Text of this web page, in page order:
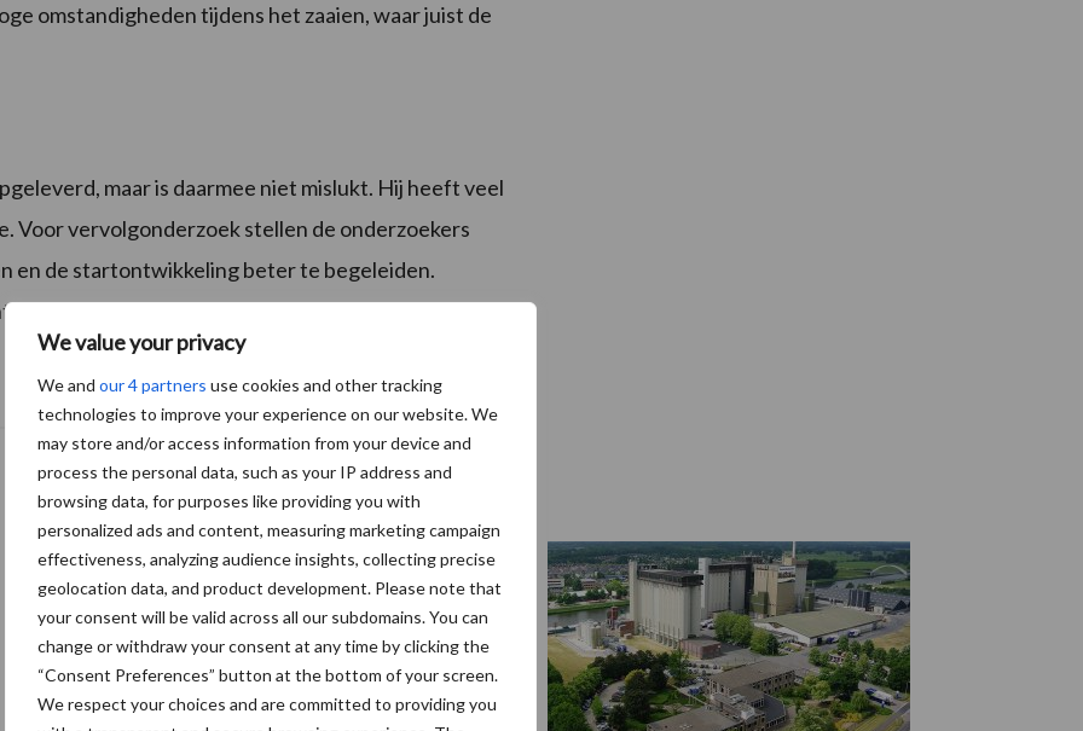
We value your privacy
We and our 4 partners use cookies and other tracking
technologies to improve your experience on our website. We
may store and/or access information from your device and
process the personal data, such as your IP address and
browsing data, for purposes like providing you with
personalized ads and content, measuring marketing campaign
effectiveness, analyzing audience insights, collecting precise
geolocation data, and product development. Please note that
your consent will be valid across all our subdomains. You can
change or withdraw your consent at any time by clicking the
“Consent Preferences” button at the bottom of your screen.
We respect your choices and are committed to providing you
omstandigheden tijdens het zaaien, waar juist de
maar is daarmee niet mislukt. Hij heeft veel
Voor vervolgonderzoek stellen de onderzoekers
en de startontwikkeling beter te begeleiden.
tegen de kou en een verbeterde startontwikkeling.